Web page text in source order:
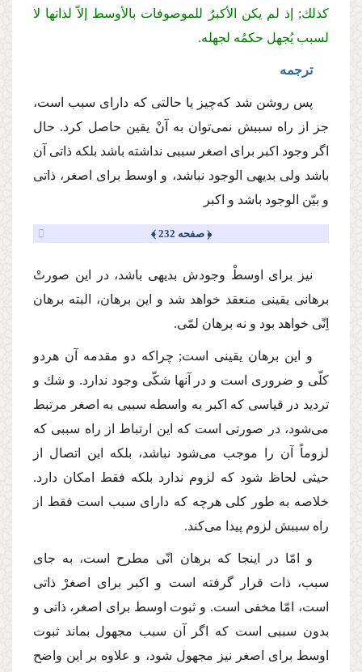
كذلك; إذ لم یكن الأكبرُ للموصوفات بالأوسط إلاّ لذاتها لا
لسبب یُجهل حكمُه لجهله.
ترجمه
پس روشن شد كه‌چیز یا حالتی كه دارای سبب است،
جز از راه سببش نمی‌توان به آنْ یقین حاصل كرد. حال
اگر وجود اكبر برای اصغر سببی نداشته باشد بلكه ذاتی آن
باشد ولی بدیهی الوجود نباشد، و اوسط برای اصغر، ذاتی
و بیّن الوجود باشد و اكبر
﴿ صفحه 232 ﴾
نیز برای اوسطْ وجودش بدیهی باشد، در این صورتْ
برهانی یقینی منعقد خواهد شد و این برهان، البته برهان
اِنّی خواهد بود و نه برهان لمّی.
و این برهان یقینی است; چراكه دو مقدمه آن هردو
كلّی و ضروری است و در آنها شكّی وجود ندارد. و شك و
تردید در قیاسی كه اكبر به واسطه سببی به اصغر مرتبط
می‌شود، در صورتی است كه این ارتباط از راه سببی كه
لزوماً آن را موجب می‌شود نباشد، بلكه این اتصال از
حیثی لحاظ شود كه لزوم ندارد بلكه فقط امكان دارد.
خلاصه به طور كلی هرچه كه دارای سبب است فقط از
راه سببش لزوم پیدا می‌كند.
و امّا در اینجا كه برهان انّی مطرح است، به جای
سبب، ذات قرار گرفته است و اكبر برای اصغرْ ذاتی
است، امّا مخفی است. و ثبوت اوسط برای اصغر، ذاتی و
بدون سببی است كه اگر آن سبب مجهول بماند ثبوت
اوسط برای اصغر نیز مجهول شود، و علاوه بر این واضح